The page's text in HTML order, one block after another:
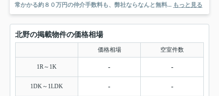
常かかる約８０万円の仲介手数料も、弊社ならなんと無料... もっと見る
北野の掲載物件の価格相場
価格相場 空室件数
1R～1K - -
1DK～1LDK - -